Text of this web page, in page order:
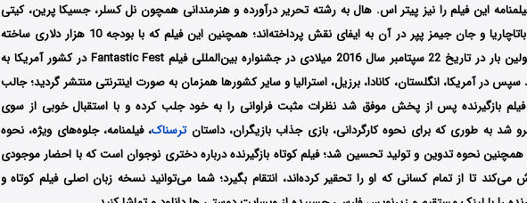
این فیلم را نیز پیتر اس. هال به رشته تحریر درآورده و هنرمندانی همچون نل کسلر، جسیکا پرین، کیتی
وارد،‌شارمیتا باتاچاریا و جان جیمز پپر در آن به ایفای نقش پرداخته‌‌اند؛ همچنین این فیلم که با بودجه 10 هزار دلاری ساخته
شده است، اولین بار در تاریخ 22 سپتامبر سال 2016 میلادی در جشنواره بین‌المللی فیلم Fantastic Fest در کشور آمریکا به
در آمریکا، انگلستان، کانادا، برزیل، استرالیا و سایر کشورها همزمان به صورت اینترنتی منتشر گردید؛ جالب
بازگیرنده پس از پخش موفق شد نظرات مثبت فراوانی را به خود جلب کرده و با استقبال خوبی از سوی
شد به طوری که برای نحوه کارگردانی، بازی جذاب بازیگران، داستانترسناک، فیلمنامه، جلوه‌های ویژه، نحوه
همچنین نحوه تدوین و تولید تحسین شد؛ فیلم کوتاه بازگیرنده درباره دختری نوجوان است که با احضار موجودی
می‌کند تا از تمام کسانی که او را تحقیر کرده‌اند، انتقام بگیرد؛ شما می‌توانید نسخه زبان اصلی فیلم کوتاه و